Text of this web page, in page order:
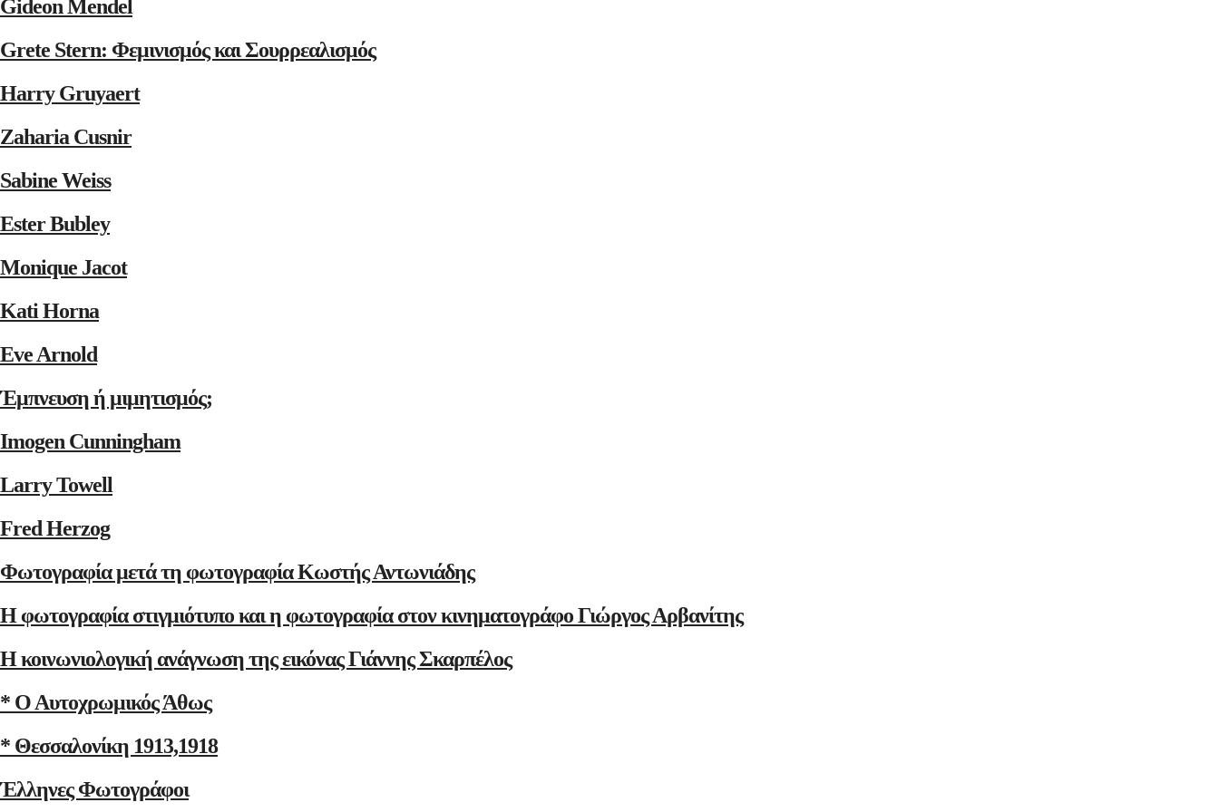
Gideon Mendel
Grete Stern: Φεμινισμός και Σουρρεαλισμός
Harry Gruyaert
Zaharia Cusnir
Sabine Weiss
Ester Bubley
Monique Jacot
Kati Horna
Eve Arnold
Έμπνευση ή μιμητισμός;
Imogen Cunningham
Larry Towell
Fred Herzog
Φωτογραφία μετά τη φωτογραφία Κωστής Αντωνιάδης
Η φωτογραφία στιγμιότυπο και η φωτογραφία στον κινηματογράφο Γιώργος Αρβανίτης
Η κοινωνιολογική ανάγνωση της εικόνας Γιάννης Σκαρπέλος
* Ο Αυτοχρωμικός Άθως
* Θεσσαλονίκη 1913,1918
Έλληνες Φωτογράφοι